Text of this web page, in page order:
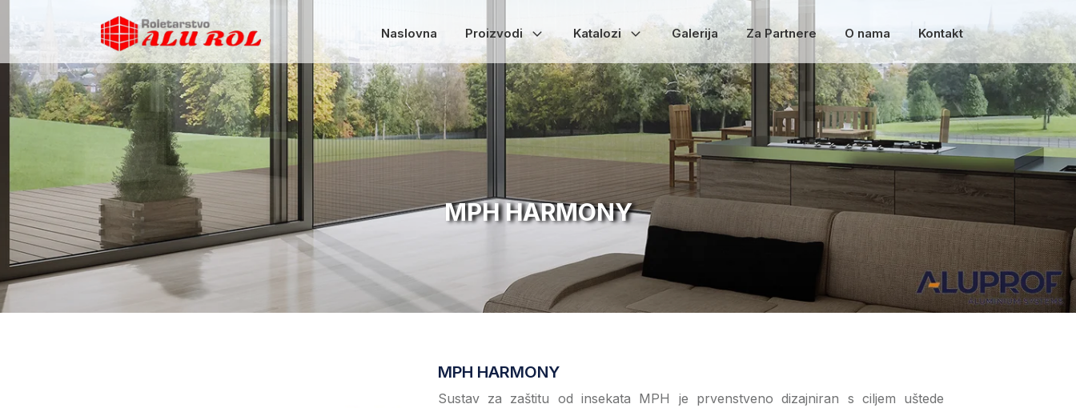
Naslovna Proizvodi Katalozi Galerija Za Partnere O nama Kontakt
MPH HARMONY
MPH HARMONY
Sustav za zaštitu od insekata MPH je prvenstveno dizajniran s ciljem uštede